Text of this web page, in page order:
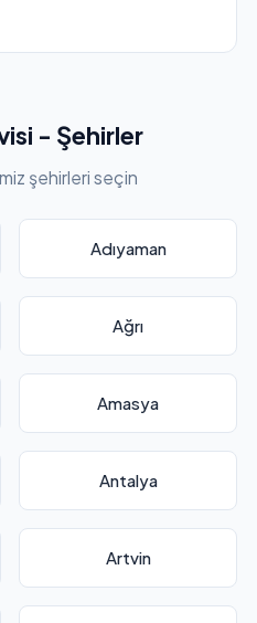
- Şehirler
şehirleri seçin
Adıyaman
Ağrı
Amasya
Antalya
Artvin